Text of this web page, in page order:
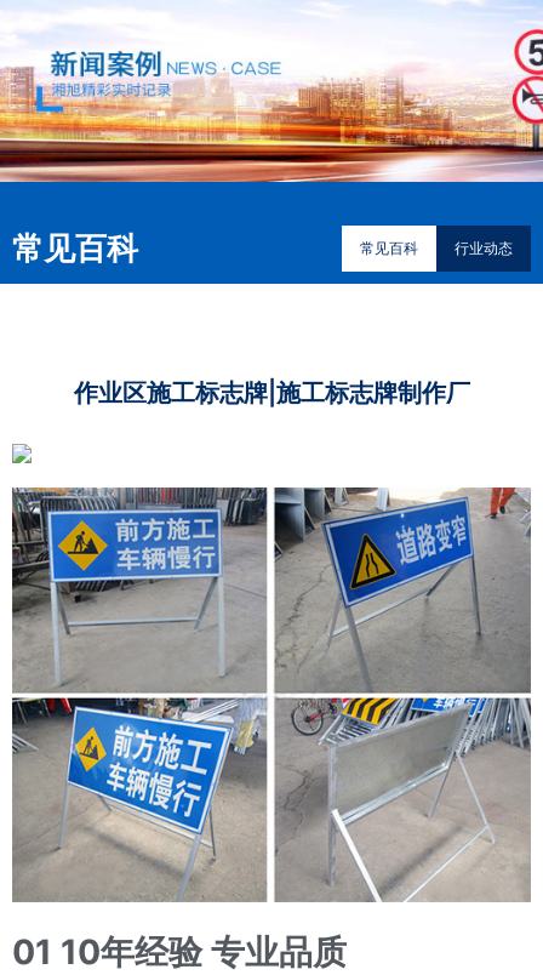
常见百科 常见百科 行业动态
作业区施工标志牌|施工标志牌制作厂
01 10年经验 专业品质